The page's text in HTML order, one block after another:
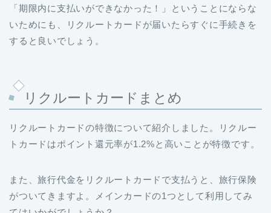
「期限内に支払いができなかった！」ということにならな
いためにも、リクルートカードが届いたらすぐに手続きを
すると良いでしょう。
リクルートカードまとめ
リクルートカードの特徴について紹介しました。リクルー
トカードはポイント還元率が1.2%と高いことが特徴です。
また、旅行代金をリクルートカードで支払うと、旅行保険
がついてきますよ。メインカードの1つとして利用してみ